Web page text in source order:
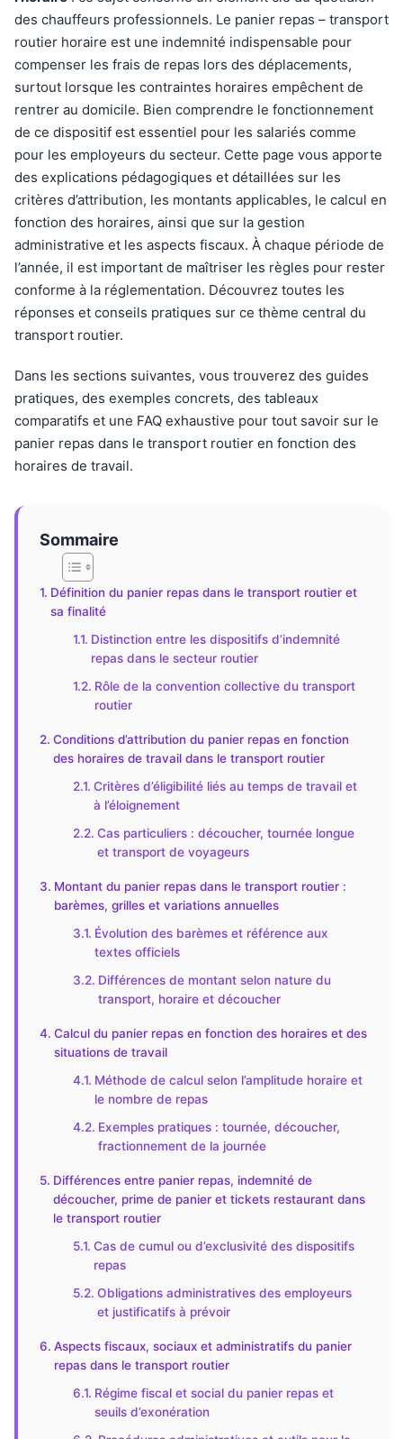
des chauffeurs professionnels. Le panier repas – transport
routier horaire est une indemnité indispensable pour
compenser les frais de repas lors des déplacements,
surtout lorsque les contraintes horaires empêchent de
rentrer au domicile. Bien comprendre le fonctionnement
de ce dispositif est essentiel pour les salariés comme
pour les employeurs du secteur. Cette page vous apporte
des explications pédagogiques et détaillées sur les
critères d’attribution, les montants applicables, le calcul en
fonction des horaires, ainsi que sur la gestion
administrative et les aspects fiscaux. À chaque période de
l’année, il est important de maîtriser les règles pour rester
conforme à la réglementation. Découvrez toutes les
réponses et conseils pratiques sur ce thème central du
transport routier.
Dans les sections suivantes, vous trouverez des guides
pratiques, des exemples concrets, des tableaux
comparatifs et une FAQ exhaustive pour tout savoir sur le
panier repas dans le transport routier en fonction des
horaires de travail.
Sommaire
Définition du panier repas dans le transport routier et
sa finalité
Distinction entre les dispositifs d’indemnité
repas dans le secteur routier
Rôle de la convention collective du transport
routier
Conditions d’attribution du panier repas en fonction
des horaires de travail dans le transport routier
Critères d’éligibilité liés au temps de travail et
à l’éloignement
Cas particuliers : découcher, tournée longue
et transport de voyageurs
Montant du panier repas dans le transport routier :
barèmes, grilles et variations annuelles
Évolution des barèmes et référence aux
textes officiels
Différences de montant selon nature du
transport, horaire et découcher
Calcul du panier repas en fonction des horaires et des
situations de travail
Méthode de calcul selon l’amplitude horaire et
le nombre de repas
Exemples pratiques : tournée, découcher,
fractionnement de la journée
Différences entre panier repas, indemnité de
découcher, prime de panier et tickets restaurant dans
le transport routier
Cas de cumul ou d’exclusivité des dispositifs
repas
Obligations administratives des employeurs
et justificatifs à prévoir
Aspects fiscaux, sociaux et administratifs du panier
repas dans le transport routier
Régime fiscal et social du panier repas et
seuils d’exonération